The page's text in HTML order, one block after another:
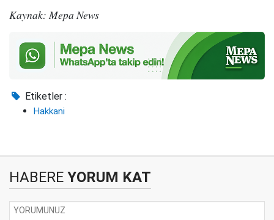
Kaynak: Mepa News
Etiketler :
Hakkani
HABERE YORUM KAT